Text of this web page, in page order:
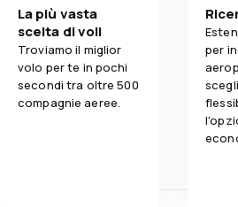
La più vasta
scelta di voli
Troviamo il miglior
volo per te in pochi
secondi tra oltre 500
compagnie aeree.
per